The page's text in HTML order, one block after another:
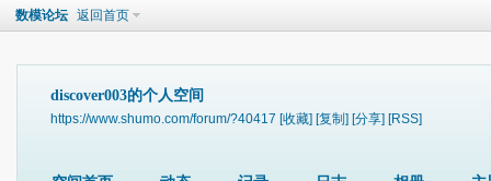
数模论坛 返回首页
discover003的个人空间
https://www.shumo.com/forum/?40417 [收藏] [复制] [分享] [RSS]